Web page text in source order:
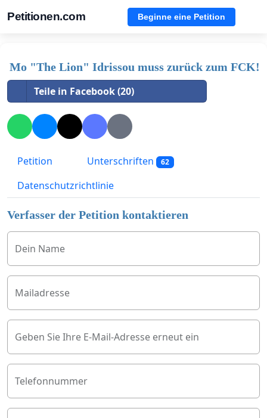
Petitionen.com Beginne eine Petition
Mo "The Lion" Idrissou muss zurück zum FCK!
Teile in Facebook (20)
Petition Unterschriften 62
Datenschutzrichtlinie
Verfasser der Petition kontaktieren
Dein Name
Mailadresse
Geben Sie Ihre E-Mail-Adresse erneut ein
Telefonnummer